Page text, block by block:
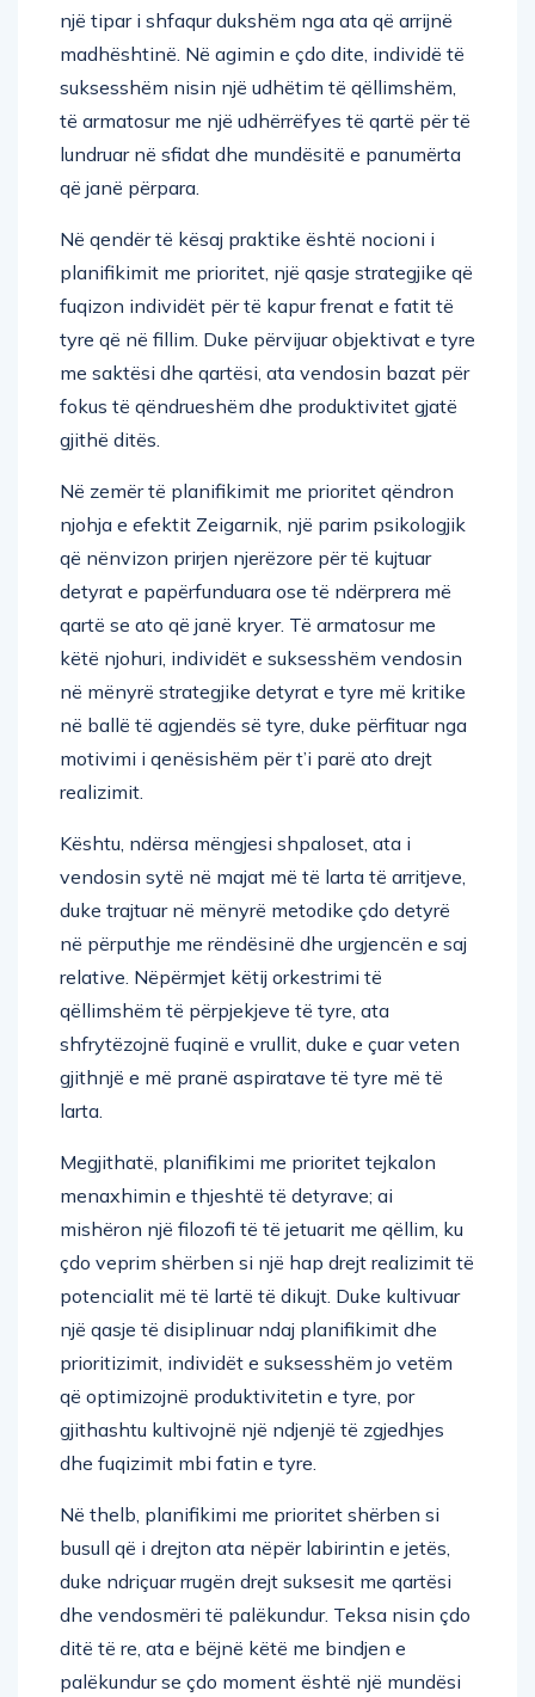
një tipar i shfaqur dukshëm nga ata që arrijnë
madhështinë. Në agimin e çdo dite, individë të
suksesshëm nisin një udhëtim të qëllimshëm,
të armatosur me një udhërrëfyes të qartë për të
lundruar në sfidat dhe mundësitë e panumërta
që janë përpara.
Në qendër të kësaj praktike është nocioni i
planifikimit me prioritet, një qasje strategjike që
fuqizon individët për të kapur frenat e fatit të
tyre që në fillim. Duke përvijuar objektivat e tyre
me saktësi dhe qartësi, ata vendosin bazat për
fokus të qëndrueshëm dhe produktivitet gjatë
gjithë ditës.
Në zemër të planifikimit me prioritet qëndron
njohja e efektit Zeigarnik, një parim psikologjik
që nënvizon prirjen njerëzore për të kujtuar
detyrat e papërfunduara ose të ndërprera më
qartë se ato që janë kryer. Të armatosur me
këtë njohuri, individët e suksesshëm vendosin
në mënyrë strategjike detyrat e tyre më kritike
në ballë të agjendës së tyre, duke përfituar nga
motivimi i qenësishëm për t’i parë ato drejt
realizimit.
Kështu, ndërsa mëngjesi shpaloset, ata i
vendosin sytë në majat më të larta të arritjeve,
duke trajtuar në mënyrë metodike çdo detyrë
në përputhje me rëndësinë dhe urgjencën e saj
relative. Nëpërmjet këtij orkestrimi të
qëllimshëm të përpjekjeve të tyre, ata
shfrytëzojnë fuqinë e vrullit, duke e çuar veten
gjithnjë e më pranë aspiratave të tyre më të
larta.
Megjithatë, planifikimi me prioritet tejkalon
menaxhimin e thjeshtë të detyrave; ai
mishëron një filozofi të të jetuarit me qëllim, ku
çdo veprim shërben si një hap drejt realizimit të
potencialit më të lartë të dikujt. Duke kultivuar
një qasje të disiplinuar ndaj planifikimit dhe
prioritizimit, individët e suksesshëm jo vetëm
që optimizojnë produktivitetin e tyre, por
gjithashtu kultivojnë një ndjenjë të zgjedhjes
dhe fuqizimit mbi fatin e tyre.
Në thelb, planifikimi me prioritet shërben si
busull që i drejton ata nëpër labirintin e jetës,
duke ndriçuar rrugën drejt suksesit me qartësi
dhe vendosmëri të palëkundur. Teksa nisin çdo
ditë të re, ata e bëjnë këtë me bindjen e
palëkundur se çdo moment është një mundësi